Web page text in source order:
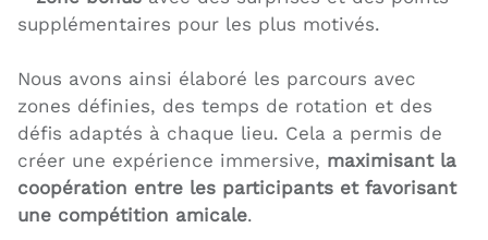
supplémentaires pour les plus motivés.
Nous avons ainsi élaboré les parcours avec
zones définies, des temps de rotation et des
défis adaptés à chaque lieu. Cela a permis de
créer une expérience immersive, maximisant la
coopération entre les participants et favorisant
une compétition amicale.